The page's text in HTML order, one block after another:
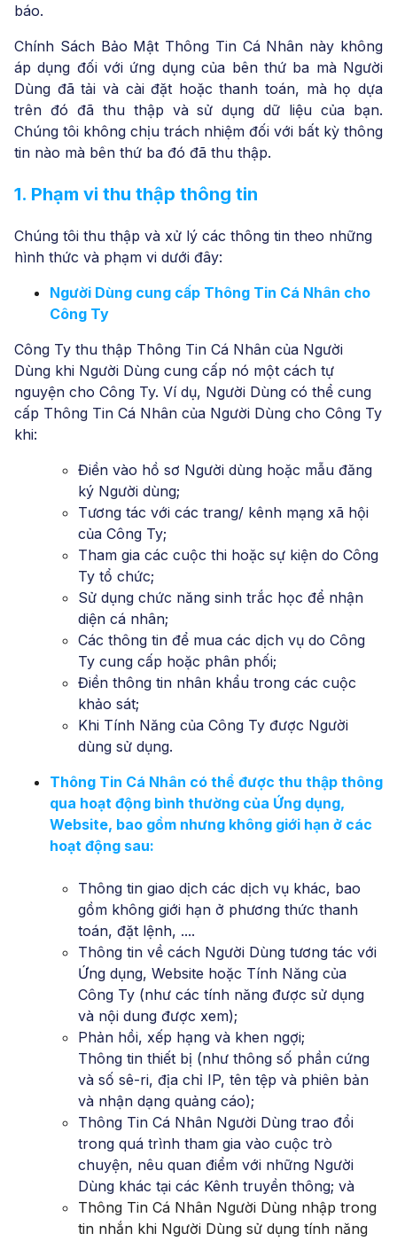
báo.
Chính Sách Bảo Mật Thông Tin Cá Nhân này không
áp dụng đối với ứng dụng của bên thứ ba mà Người
Dùng đã tải và cài đặt hoặc thanh toán, mà họ dựa
trên đó đã thu thập và sử dụng dữ liệu của bạn.
Chúng tôi không chịu trách nhiệm đối với bất kỳ thông
tin nào mà bên thứ ba đó đã thu thập.
1. Phạm vi thu thập thông tin
Chúng tôi thu thập và xử lý các thông tin theo những
hình thức và phạm vi dưới đây:
Người Dùng cung cấp Thông Tin Cá Nhân cho
Công Ty
Công Ty thu thập Thông Tin Cá Nhân của Người
Dùng khi Người Dùng cung cấp nó một cách tự
nguyện cho Công Ty. Ví dụ, Người Dùng có thể cung
cấp Thông Tin Cá Nhân của Người Dùng cho Công Ty
khi:
Điền vào hồ sơ Người dùng hoặc mẫu đăng
ký Người dùng;
Tương tác với các trang/ kênh mạng xã hội
của Công Ty;
Tham gia các cuộc thi hoặc sự kiện do Công
Ty tổ chức;
Sử dụng chức năng sinh trắc học để nhận
diện cá nhân;
Các thông tin để mua các dịch vụ do Công
Ty cung cấp hoặc phân phối;
Điền thông tin nhân khẩu trong các cuộc
khảo sát;
Khi Tính Năng của Công Ty được Người
dùng sử dụng.
Thông Tin Cá Nhân có thể được thu thập thông
qua hoạt động bình thường của Ứng dụng,
Website, bao gồm nhưng không giới hạn ở các
hoạt động sau:
Thông tin giao dịch các dịch vụ khác, bao
gồm không giới hạn ở phương thức thanh
toán, đặt lệnh, ....
Thông tin về cách Người Dùng tương tác với
Ứng dụng, Website hoặc Tính Năng của
Công Ty (như các tính năng được sử dụng
và nội dung được xem);
Phản hồi, xếp hạng và khen ngợi;
Thông tin thiết bị (như thông số phần cứng
và số sê-ri, địa chỉ IP, tên tệp và phiên bản
và nhận dạng quảng cáo);
Thông Tin Cá Nhân Người Dùng trao đổi
trong quá trình tham gia vào cuộc trò
chuyện, nêu quan điểm với những Người
Dùng khác tại các Kênh truyền thông; và
Thông Tin Cá Nhân Người Dùng nhập trong
tin nhắn khi Người Dùng sử dụng tính năng